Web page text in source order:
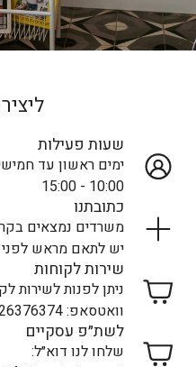
שעות פעילות
ימים ראשון עד
10:00 - 15:00
כתובתנו
משרדים נמצאים
יש לתאם מראש
שירות לקוחות
ניתן לפנות לשירות
וואטסאפ: 0526376374
לשת״פ עסקיים
שלחו לנו דוא״ל: